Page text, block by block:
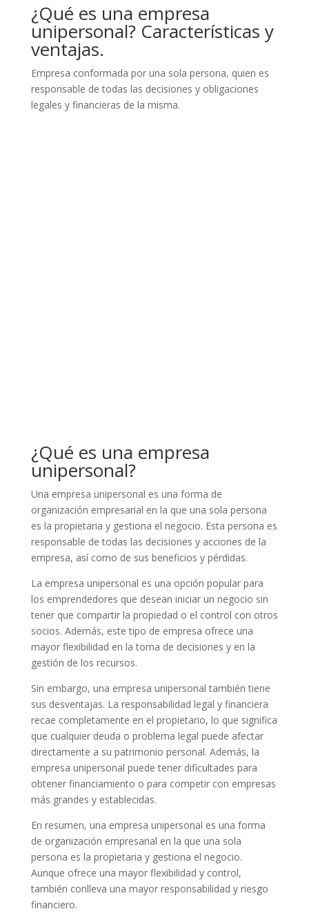
¿Qué es una empresa
unipersonal? Características y
ventajas.
Empresa conformada por una sola persona, quien es
responsable de todas las decisiones y obligaciones
legales y financieras de la misma.
¿Qué es una empresa
unipersonal?
Una empresa unipersonal es una forma de
organización empresarial en la que una sola persona
es la propietaria y gestiona el negocio. Esta persona es
responsable de todas las decisiones y acciones de la
empresa, así como de sus beneficios y pérdidas.
La empresa unipersonal es una opción popular para
los emprendedores que desean iniciar un negocio sin
tener que compartir la propiedad o el control con otros
socios. Además, este tipo de empresa ofrece una
mayor flexibilidad en la toma de decisiones y en la
gestión de los recursos.
Sin embargo, una empresa unipersonal también tiene
sus desventajas. La responsabilidad legal y financiera
recae completamente en el propietario, lo que significa
que cualquier deuda o problema legal puede afectar
directamente a su patrimonio personal. Además, la
empresa unipersonal puede tener dificultades para
obtener financiamiento o para competir con empresas
más grandes y establecidas.
En resumen, una empresa unipersonal es una forma
de organización empresarial en la que una sola
persona es la propietaria y gestiona el negocio.
Aunque ofrece una mayor flexibilidad y control,
también conlleva una mayor responsabilidad y riesgo
financiero.